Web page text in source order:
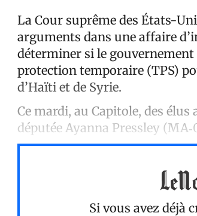
La Cour suprême des États-
arguments dans une affaire
déterminer si le
protection temporaire (TPS)
d’Haïti et de Syrie.
Ce mardi, au Capitole, des
députée Ayanna Pressley
Si vous avez déjà